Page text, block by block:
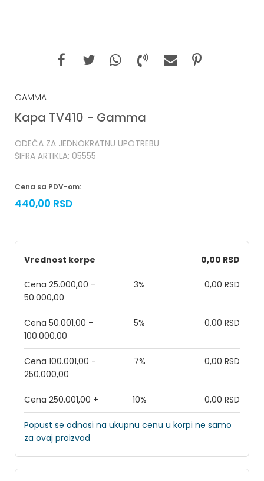
GAMMA
Kapa TV410 - Gamma
ODEĆA ZA JEDNOKRATNU UPOTREBU
ŠIFRA ARTIKLA: 05555
Cena sa PDV-om:
440,00 RSD
Vrednost korpe 0,00 RSD
Cena 25.000,00 -
50.000,00
3% 0,00 RSD
Cena 50.001,00 -
100.000,00
5% 0,00 RSD
Cena 100.001,00 -
250.000,00
7% 0,00 RSD
Cena 250.001,00 + 10% 0,00 RSD
Popust se odnosi na ukupnu cenu u korpi ne samo
za ovaj proizvod